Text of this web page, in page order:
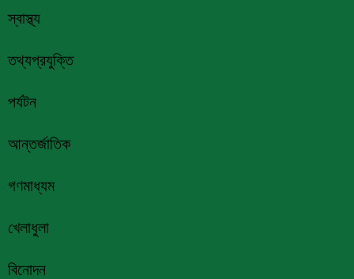
স্বাস্থ্য
তথ্যপ্রযুক্তি
পর্যটন
আন্তর্জাতিক
গণমাধ্যম
খেলাধুলা
বিনোদন